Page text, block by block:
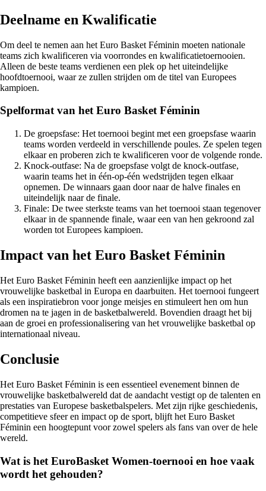
Deelname en Kwalificatie
Om deel te nemen aan het Euro Basket Féminin moeten nationale
teams zich kwalificeren via voorrondes en kwalificatietoernooien.
Alleen de beste teams verdienen een plek op het uiteindelijke
hoofdtoernooi, waar ze zullen strijden om de titel van Europees
kampioen.
Spelformat van het Euro Basket Féminin
De groepsfase: Het toernooi begint met een groepsfase waarin
teams worden verdeeld in verschillende poules. Ze spelen tegen
elkaar en proberen zich te kwalificeren voor de volgende ronde.
Knock-outfase: Na de groepsfase volgt de knock-outfase,
waarin teams het in één-op-één wedstrijden tegen elkaar
opnemen. De winnaars gaan door naar de halve finales en
uiteindelijk naar de finale.
Finale: De twee sterkste teams van het toernooi staan tegenover
elkaar in de spannende finale, waar een van hen gekroond zal
worden tot Europees kampioen.
Impact van het Euro Basket Féminin
Het Euro Basket Féminin heeft een aanzienlijke impact op het
vrouwelijke basketbal in Europa en daarbuiten. Het toernooi fungeert
als een inspiratiebron voor jonge meisjes en stimuleert hen om hun
dromen na te jagen in de basketbalwereld. Bovendien draagt het bij
aan de groei en professionalisering van het vrouwelijke basketbal op
internationaal niveau.
Conclusie
Het Euro Basket Féminin is een essentieel evenement binnen de
vrouwelijke basketbalwereld dat de aandacht vestigt op de talenten en
prestaties van Europese basketbalspelers. Met zijn rijke geschiedenis,
competitieve sfeer en impact op de sport, blijft het Euro Basket
Féminin een hoogtepunt voor zowel spelers als fans van over de hele
wereld.
Wat is het EuroBasket Women-toernooi en hoe vaak
wordt het gehouden?